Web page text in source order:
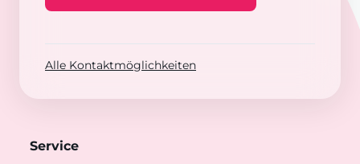
Alle Kontaktmöglichkeiten
Service